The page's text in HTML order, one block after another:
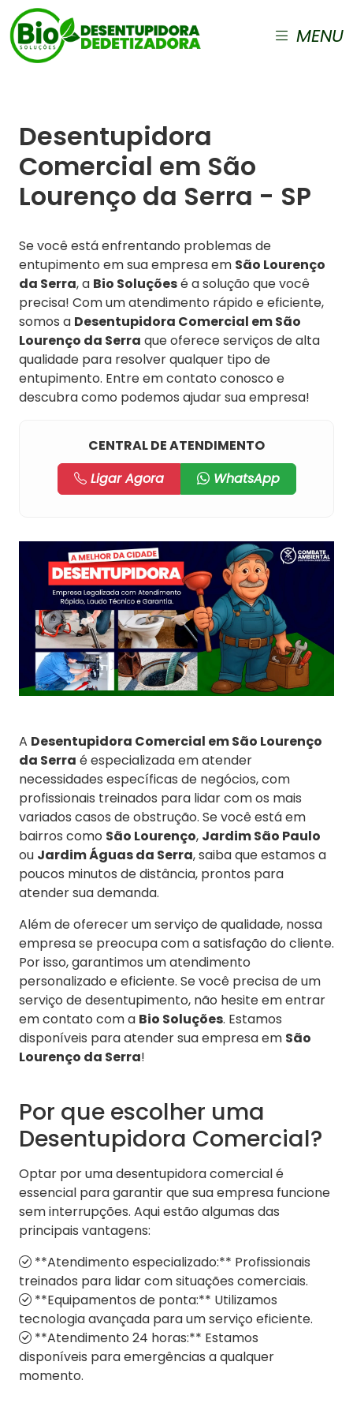
MENU
Desentupidora
Comercial em São
Lourenço da Serra - SP
Se você está enfrentando problemas de
entupimento em sua empresa em São Lourenço
da Serra, a Bio Soluçõesé a solução que você
precisa! Com um atendimento rápido e eficiente,
somos a Desentupidora Comercial em São
Lourenço da Serra que oferece serviços de alta
qualidade para resolver qualquer tipo de
entupimento. Entre em contato conosco e
descubra como podemos ajudar sua empresa!
CENTRAL DE ATENDIMENTO
Ligar Agora
WhatsApp
A Desentupidora Comercial em São Lourenço
da Serra é especializada em atender
necessidades específicas de negócios, com
profissionais treinados para lidar com os mais
variados casos de obstrução. Se você está em
bairros como São Lourenço, Jardim São Paulo
ou Jardim Águas da Serra, saiba que estamos a
poucos minutos de distância, prontos para
atender sua demanda.
Além de oferecer um serviço de qualidade, nossa
empresa se preocupa com a satisfação do cliente.
Por isso, garantimos um atendimento
personalizado e eficiente. Se você precisa de um
serviço de desentupimento, não hesite em entrar
em contato com a Bio Soluções. Estamos
disponíveis para atender sua empresa em São
Lourenço da Serra!
Por que escolher uma
Desentupidora Comercial?
Optar por uma desentupidora comercial é
essencial para garantir que sua empresa funcione
sem interrupções. Aqui estão algumas das
principais vantagens:
**Atendimento especializado:** Profissionais
treinados para lidar com situações comerciais.
**Equipamentos de ponta:** Utilizamos
tecnologia avançada para um serviço eficiente.
**Atendimento 24 horas:** Estamos
disponíveis para emergências a qualquer
momento.